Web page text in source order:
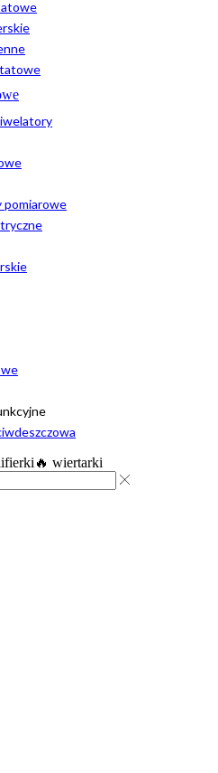
pomiarowe
🔥 wiertarki